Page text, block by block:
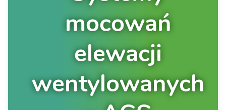
mocowań
elewacji
wentylowanych